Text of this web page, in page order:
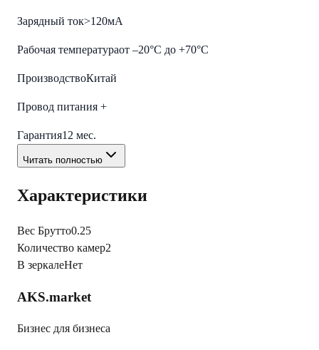
Зарядный ток>120мА
Рабочая температураот –20°С до +70°С
ПроизводствоКитай
Провод питания +
Гарантия12 мес.
Читать полностью
Характеристики
Вес Брутто0.25
Количество камер2
В зеркалеНет
AKS.market
Бизнес для бизнеса